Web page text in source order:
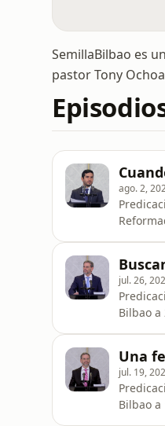
SemillaBilbao es
pastor Tony
ago. 2,
jul. 26,
Bilbao a
Una
jul. 19,
Bilbao a